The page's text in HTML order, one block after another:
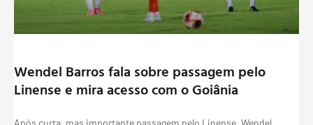
Wendel Barros fala sobre passagem pelo
Linense e mira acesso com o Goiânia
Após curta, mas importante passagem pelo Linense, Wendel